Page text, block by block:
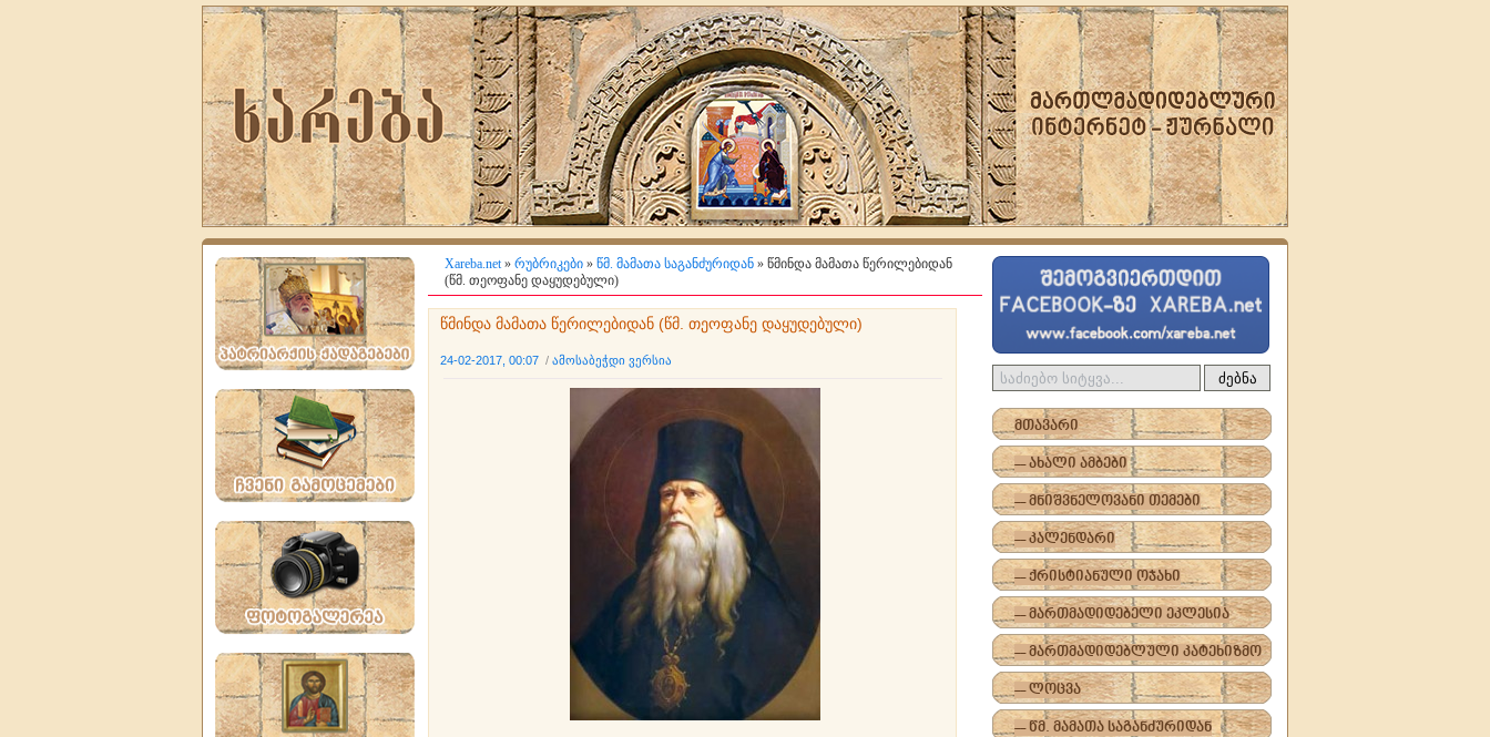
Xareba.net» რუბრიკები » წმ. მამათა საგანძურიდან » წმინდა მამათა წერილებიდან
(წმ. თეოფანე დაყუდებული)
წმინდა მამათა წერილებიდან (წმ. თეოფანე დაყუდებული)
24-02-2017, 00:07 / ამოსაბეჭდი ვერსია
ძებნა
მთავარი
-- ახალი ამბები
-- მნიშვნელოვანი თემები
-- კალენდარი
-- ქრისტიანული ოჯახი
-- მართმადიდებელი ეკლესია
-- მართმადიდებლული კატეხიზმო
-- ლოცვა
-- წმ. მამათა საგანძურიდან